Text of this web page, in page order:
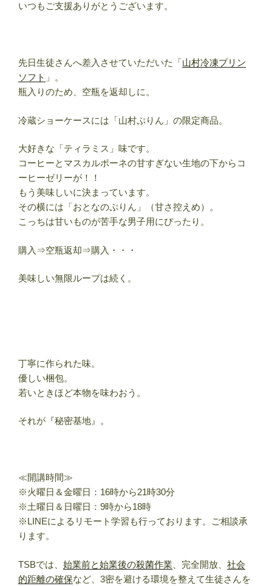
いつもご支援ありがとうございます。
先日生徒さんへ差入させていただいた「山村冷凍プリン
ソフト 」。
瓶入りのため、空瓶を返却しに。
冷蔵ショーケースには「山村ぷりん」の限定商品。
大好きな「ティラミス」味です。
コーヒーとマスカルポーネの甘すぎない生地の下からコ
ーヒーゼリーが！！
もう美味しいに決まっています。
その横には「おとなのぷりん」（甘さ控えめ）。
こっちは甘いものが苦手な男子用にぴったり。
購入⇒空瓶返却⇒購入・・・
美味しい無限ループは続く。
丁寧に作られた味。
優しい梱包。
若いときほど本物を味わおう。
それが『秘密基地』。
≪開講時間≫
※火曜日＆金曜日：16時から21時30分
※土曜日＆日曜日：9時から18時
※LINEによるリモート学習も行っております。ご相談承
ります。
TSBでは、 始業前と始業後の殺菌作業 、完全開放、 社会
的距離の確保など、3密を避ける環境を整えて生徒さんを